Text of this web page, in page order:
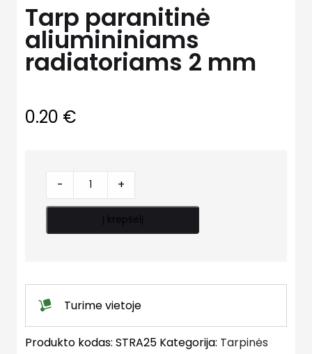
Tarp paranitinė
aliumininiams
radiatoriams 2 mm
0.20 €
paranitinė
aliumininiams
radiatoriams
quantity
- +
Į krepšelį
Turime vietoje
Produkto kodas: STRA25 Kategorija: Tarpinės